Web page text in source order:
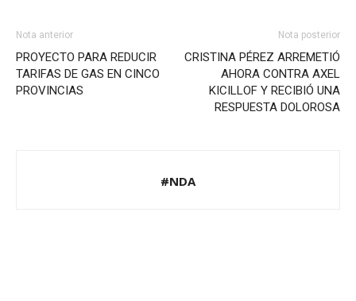
Nota anterior
PROYECTO PARA REDUCIR
TARIFAS DE GAS EN CINCO
PROVINCIAS
Nota posterior
CRISTINA PÉREZ ARREMETIÓ
AHORA CONTRA AXEL
KICILLOF Y RECIBIÓ UNA
RESPUESTA DOLOROSA
#NDA